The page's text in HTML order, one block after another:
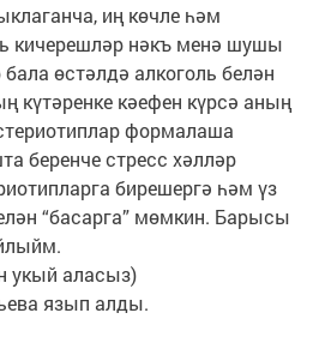
иң көчле һәм
кичерешләр нәкъ менә шушы
өстәлдә алкоголь белән
күтәренке кәефен күрсә аның
формалаша
беренче стресс хәлләр
бирешергә һәм үз
“басарга” мөмкин. Барысы
укый аласыз)
язып алды.